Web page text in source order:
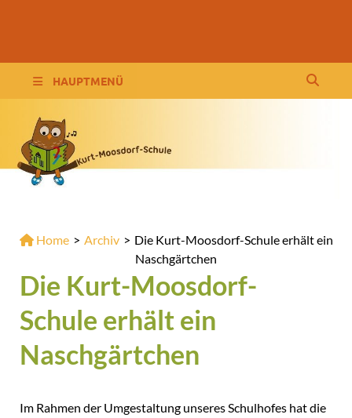
Wordpress KMS
HAUPTMENÜ
Home > Archiv > Die Kurt-Moosdorf-Schule erhält ein
Naschgärtchen
Die Kurt-Moosdorf-
Schule erhält ein
Naschgärtchen
Im Rahmen der Umgestaltung unseres Schulhofes hat die